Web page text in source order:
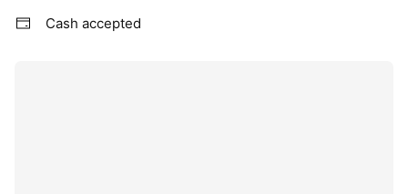
Cash accepted